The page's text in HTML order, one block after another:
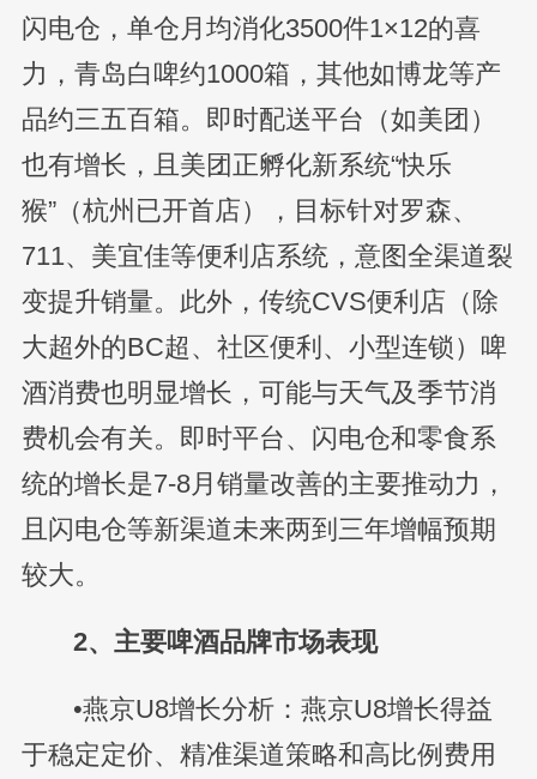
闪电仓，单仓月均消化3500件1×12的喜
力，青岛白啤约1000箱，其他如博龙等产
品约三五百箱。即时配送平台（如美团）
也有增长，且美团正孵化新系统“快乐
猴”（杭州已开首店），目标针对罗森、
711、美宜佳等便利店系统，意图全渠道裂
变提升销量。此外，传统CVS便利店（除
大超外的BC超、社区便利、小型连锁）啤
酒消费也明显增长，可能与天气及季节消
费机会有关。即时平台、闪电仓和零食系
统的增长是7-8月销量改善的主要推动力，
且闪电仓等新渠道未来两到三年增幅预期
较大。
2、主要啤酒品牌市场表现
•燕京U8增长分析：燕京U8增长得益
于稳定定价、精准渠道策略和高比例费用